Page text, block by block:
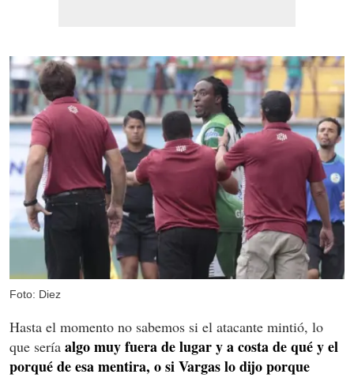
Foto: Diez
Hasta el momento no sabemos si el atacante mintió, lo
que sería algo muy fuera de lugar y a costa de qué y el
porqué de esa mentira, o si Vargas lo dijo porque